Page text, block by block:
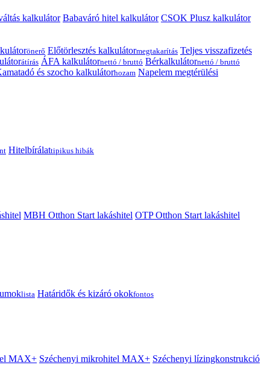
kalkulátor Babaváró hitel kalkulátor CSOK Plusz kalkulátor
önerő Előtörlesztés kalkulátormegtakarítás Teljes visszafizetés
átírás ÁFA kalkulátornettó / bruttó Bérkalkulátornettó / bruttó
és szocho kalkulátorhozam Napelem megtérülési
Hitelbírálattipikus hibák
MBH Otthon Start lakáshitel OTP Otthon Start lakáshitel
lista Határidők és kizáró okokfontos
MAX+ Széchenyi mikrohitel MAX+ Széchenyi lízingkonstrukció